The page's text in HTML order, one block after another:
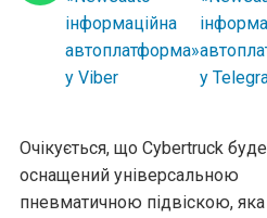
Очікується, що Cybertruck буде
оснащений універсальною
пневматичною підвіскою, яка